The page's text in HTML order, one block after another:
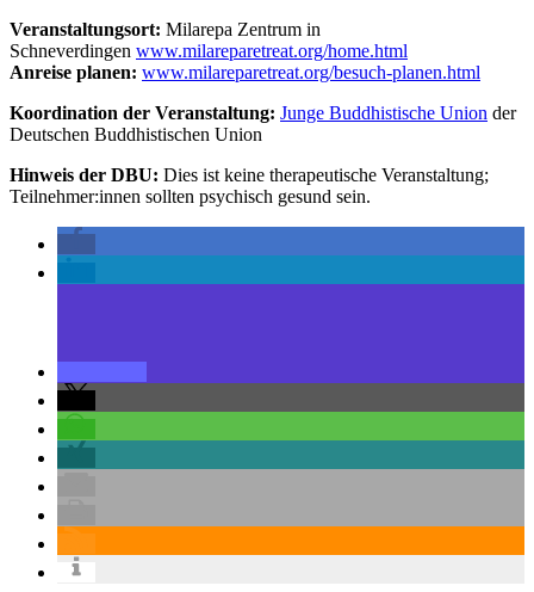
Veranstaltungsort: Milarepa Zentrum in
Schneverdingen www.milareparetreat.org/home.html
Anreise planen: www.milareparetreat.org/besuch-planen.html
Koordination der Veranstaltung: Junge Buddhistische Union der
Deutschen Buddhistischen Union
Hinweis der DBU: Dies ist keine therapeutische Veranstaltung;
Teilnehmer:innen sollten psychisch gesund sein.